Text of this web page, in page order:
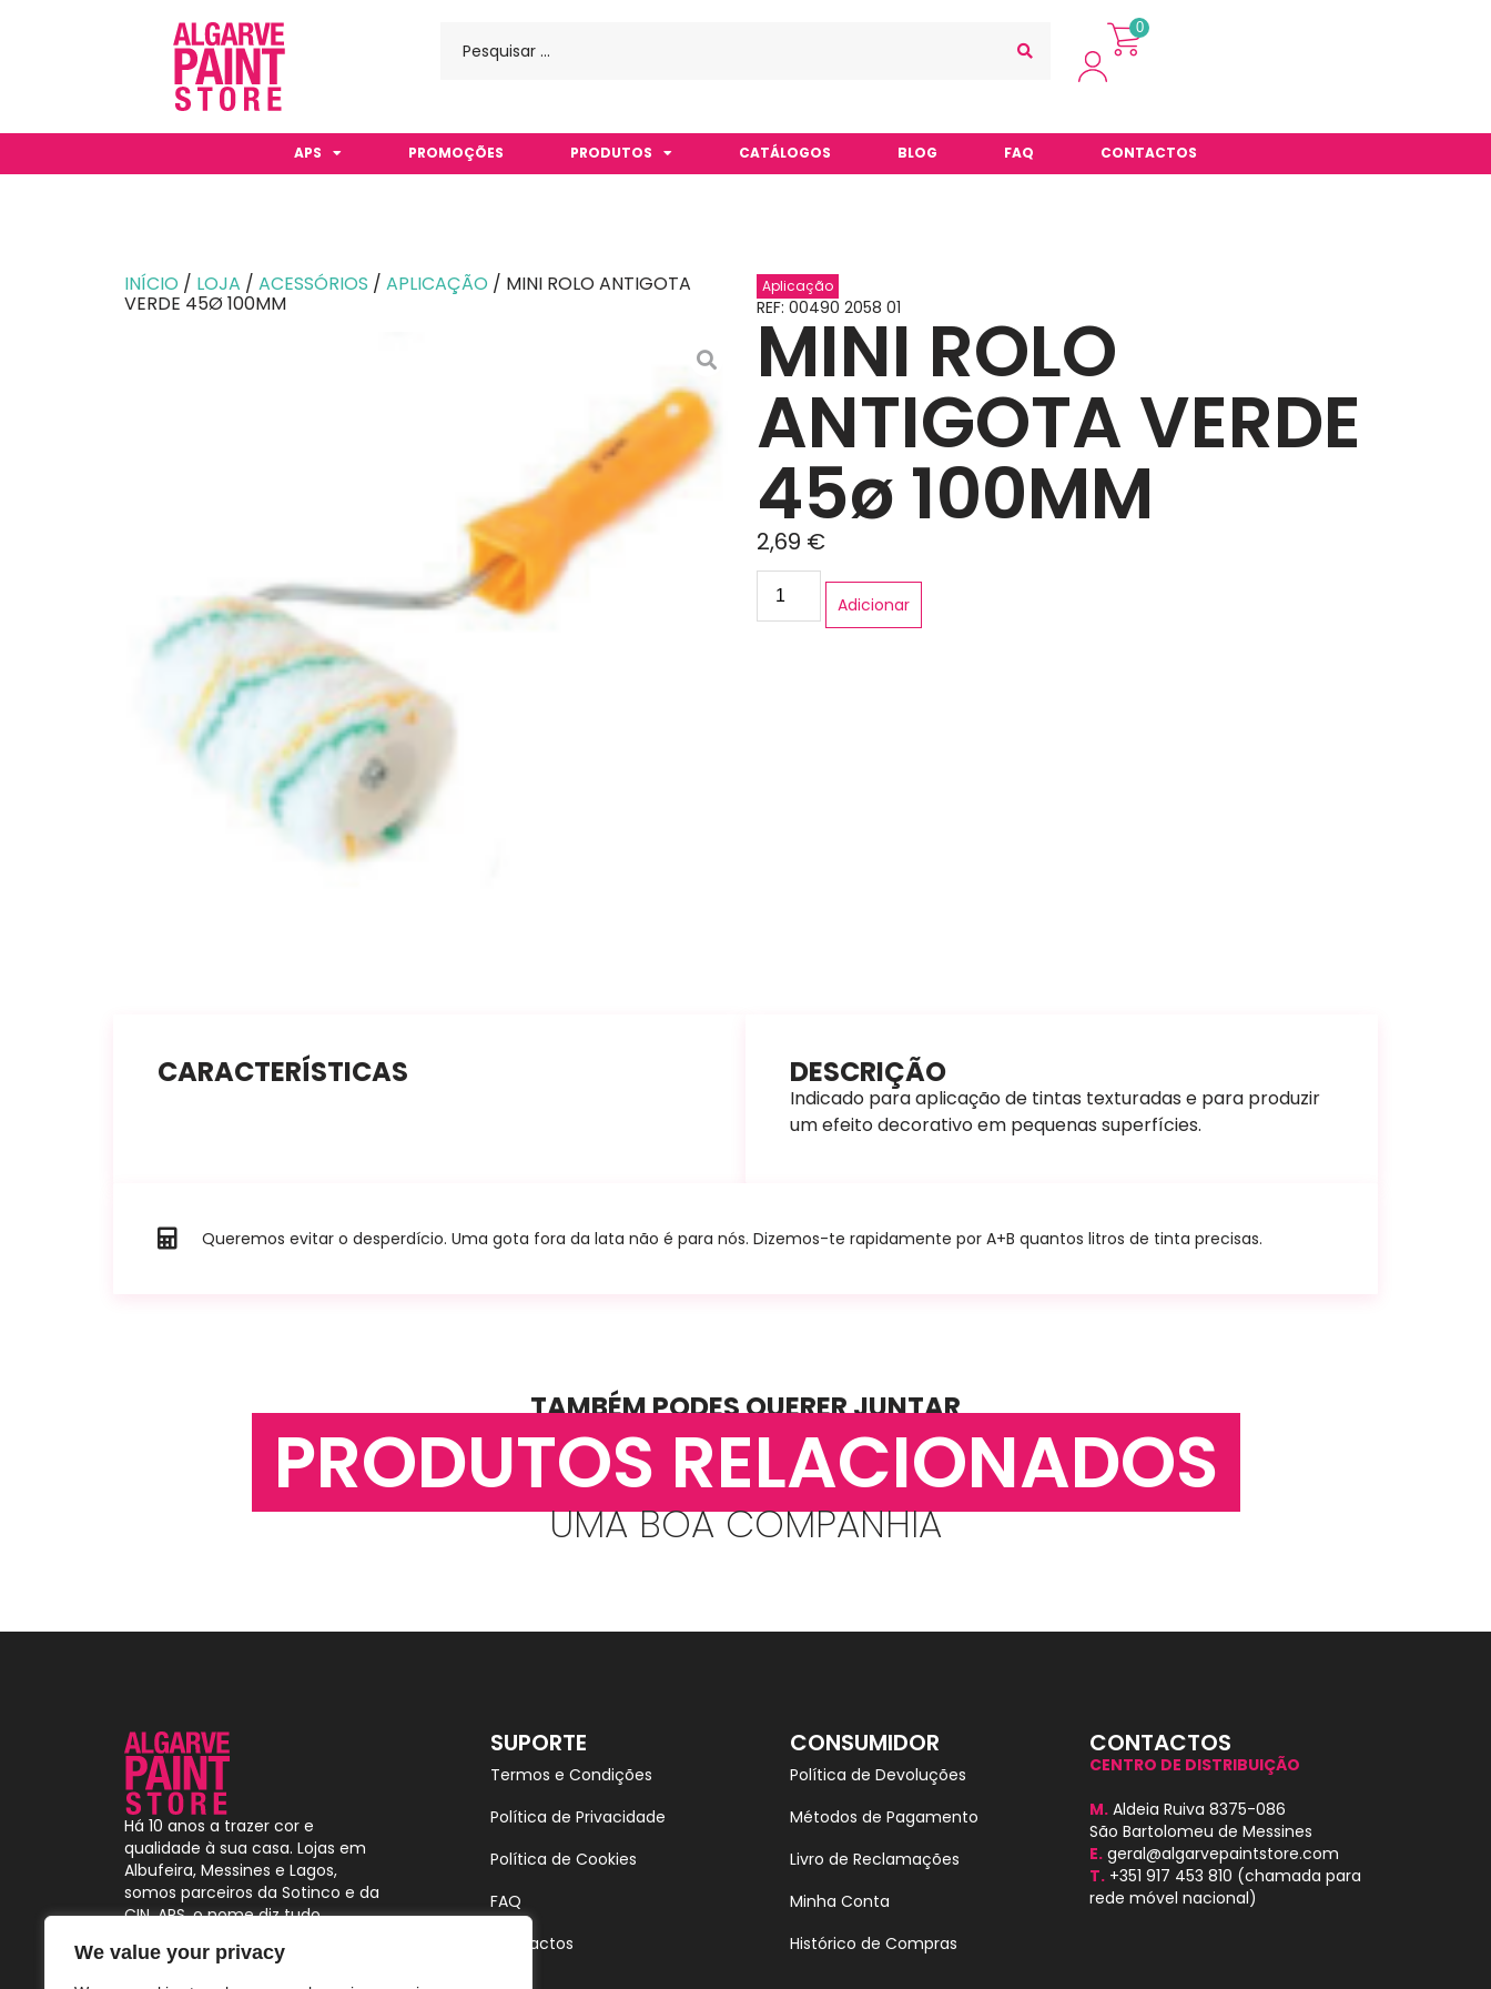
We value your privacy
0
APS PROMOÇÕES PRODUTOS CATÁLOGOS BLOG FAQ CONTACTOS
INÍCIO / LOJA / ACESSÓRIOS / APLICAÇÃO / MINI ROLO ANTIGOTA
VERDE 45Ø 100MM
Aplicação
REF: 00490 2058 01
MINI ROLO
ANTIGOTA VERDE
45ø 100MM
2,69 €
Adicionar
CARACTERÍSTICAS DESCRIÇÃO
Indicado para aplicação de tintas texturadas e para produzir
um efeito decorativo em pequenas superfícies.
Queremos evitar o desperdício. Uma gota fora da lata não é para nós. Dizemos-te rapidamente por A+B quantos litros de tinta precisas.
TAMBÉM PODES QUERER JUNTAR
PRODUTOS RELACIONADOS
UMA BOA COMPANHIA
Há 10 anos a trazer cor e
qualidade à sua casa. Lojas em
Albufeira, Messines e Lagos,
somos parceiros da Sotinco e da
CIN. APS, o nome diz tudo.
SUPORTE
Termos e Condições
Política de Privacidade
Política de Cookies
FAQ
Contactos
CONSUMIDOR
Política de Devoluções
Métodos de Pagamento
Livro de Reclamações
Minha Conta
Histórico de Compras
CONTACTOS
CENTRO DE DISTRIBUIÇÃO
M. Aldeia Ruiva 8375-086
São Bartolomeu de Messines
E. geral@algarvepaintstore.com
T. +351 917 453 810 (chamada para
rede móvel nacional)